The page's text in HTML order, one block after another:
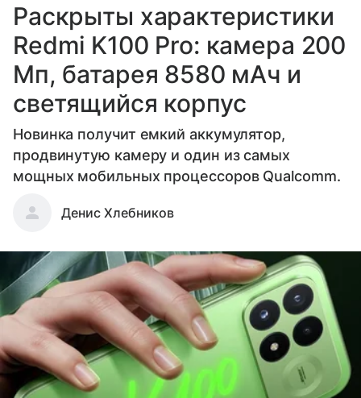
Раскрыты характеристики
Redmi K100 Pro: камера 200
Мп, батарея 8580 мАч и
светящийся корпус
Новинка получит емкий аккумулятор,
продвинутую камеру и один из самых
мощных мобильных процессоров Qualcomm.
Денис Хлебников